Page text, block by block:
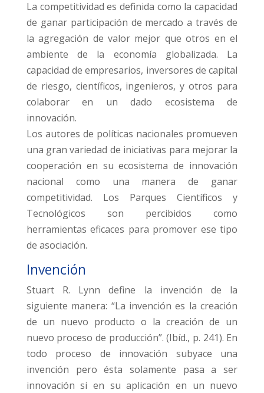
La competitividad es definida como la capacidad
de ganar participación de mercado a través de
la agregación de valor mejor que otros en el
ambiente de la economía globalizada. La
capacidad de empresarios, inversores de capital
de riesgo, científicos, ingenieros, y otros para
colaborar en un dado ecosistema de
innovación.
Los autores de políticas nacionales promueven
una gran variedad de iniciativas para mejorar la
cooperación en su ecosistema de innovación
nacional como una manera de ganar
competitividad. Los Parques Científicos y
Tecnológicos son percibidos como
herramientas eficaces para promover ese tipo
de asociación.
Invención
Stuart R. Lynn define la invención de la
siguiente manera: “La invención es la creación
de un nuevo producto o la creación de un
nuevo proceso de producción”. (Ibíd., p. 241). En
todo proceso de innovación subyace una
invención pero ésta solamente pasa a ser
innovación si en su aplicación en un nuevo